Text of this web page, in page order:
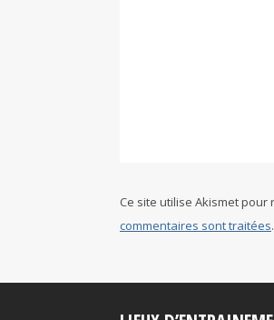
Ce site utilise Akismet
commentaires sont traitées.